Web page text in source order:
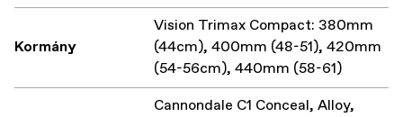
Kormány
Vision Trimax Compact: 380mm
(44cm), 400mm (48-51), 420mm
(54-56cm), 440mm (58-61)
Cannondale C1 Conceal, Alloy,